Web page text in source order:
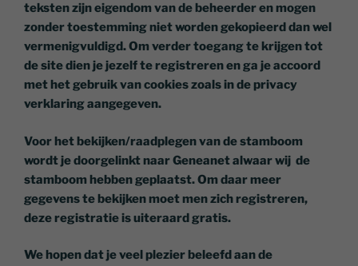
teksten zijn eigendom van de beheerder en mogen
zonder toestemming niet worden gekopieerd dan wel
vermenigvuldigd. Om verder toegang te krijgen tot
de site dien je jezelf te registreren en ga je accoord
met het gebruik van cookies zoals in de privacy
verklaring aangegeven.
Voor het bekijken/raadplegen van de stamboom
wordt je doorgelinkt naar Geneanet alwaar wij de
stamboom hebben geplaatst. Om daar meer
gegevens te bekijken moet men zich registreren,
deze registratie is uiteraard gratis.
We hopen dat je veel plezier beleefd aan de